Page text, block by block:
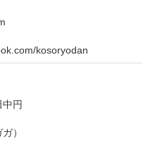
kosoryodan
円
）